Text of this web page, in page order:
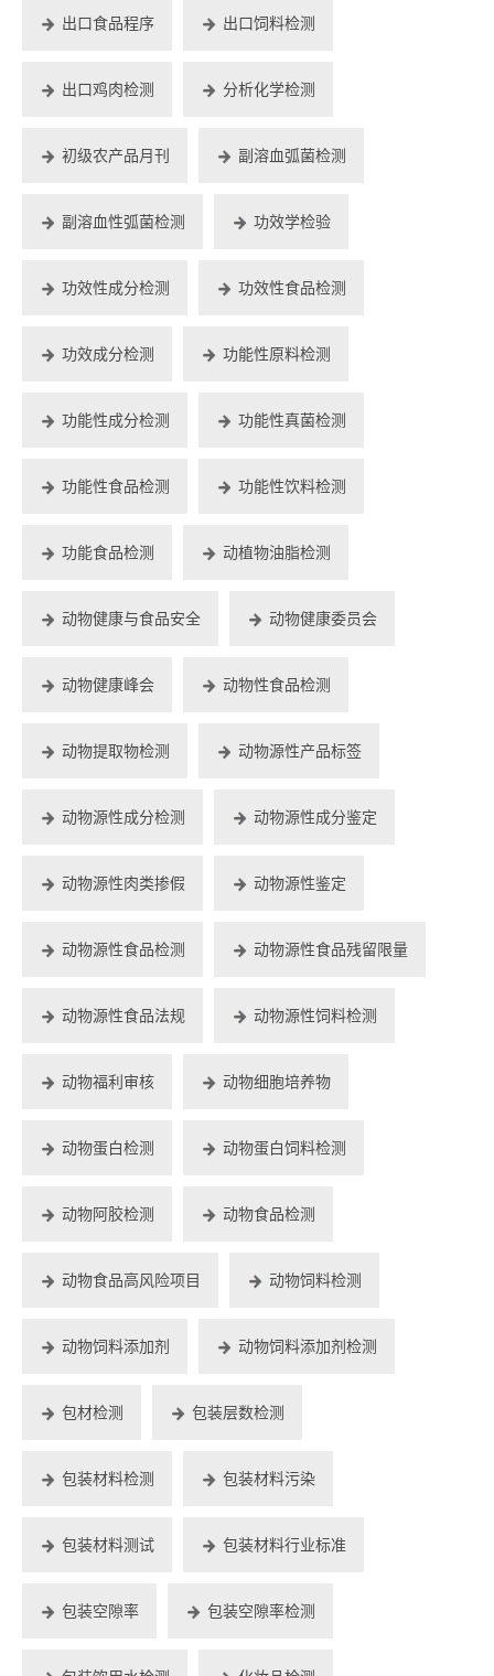
出口食品程序 出口饲料检测
出口鸡肉检测 分析化学检测
初级农产品月刊 副溶血弧菌检测
副溶血性弧菌检测 功效学检验
功效性成分检测 功效性食品检测
功效成分检测 功能性原料检测
功能性成分检测 功能性真菌检测
功能性食品检测 功能性饮料检测
功能食品检测 动植物油脂检测
动物健康与食品安全 动物健康委员会
动物健康峰会 动物性食品检测
动物提取物检测 动物源性产品标签
动物源性成分检测 动物源性成分鉴定
动物源性肉类掺假 动物源性鉴定
动物源性食品检测 动物源性食品残留限量
动物源性食品法规 动物源性饲料检测
动物福利审核 动物细胞培养物
动物蛋白检测 动物蛋白饲料检测
动物阿胶检测 动物食品检测
动物食品高风险项目 动物饲料检测
动物饲料添加剂 动物饲料添加剂检测
包材检测 包装层数检测
包装材料检测 包装材料污染
包装材料测试 包装材料行业标准
包装空隙率 包装空隙率检测